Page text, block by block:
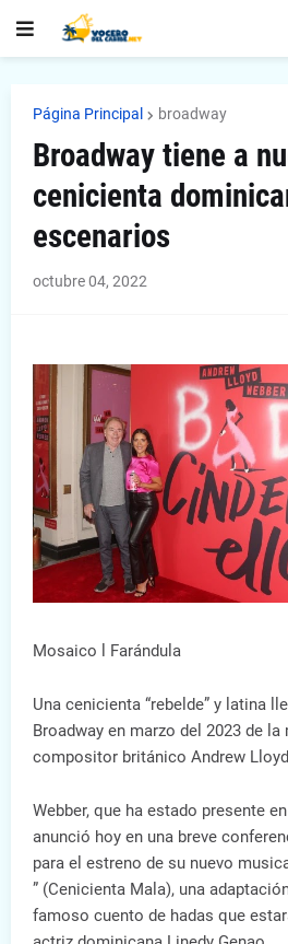
Página Principal broadway
Broadway tiene a
cenicienta
escenarios
octubre 04, 2022
Mosaico l Farándula
Una cenicienta “rebelde” y latina
Broadway en marzo del 2023 de
compositor británico Andrew
Webber, que ha estado presente
anunció hoy en una breve
para el estreno de su nuevo
” (Cenicienta Mala), una
famoso cuento de hadas que